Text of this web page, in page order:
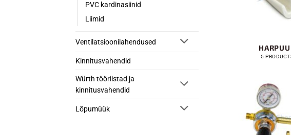
PVC kardinasiinid
Liimid
Ventilatsioonilahendused
Kinnitusvahendid
Würth tööriistad ja
kinnitusvahendid
Lõpumüük
5